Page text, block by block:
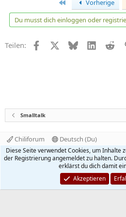
t
o
e
Erste Vorherige
Du musst dich einloggen oder
Teilen: Facebook BlueskyLinkedIn
Smalltalk
Chiliforum
Deutsch (Du)
Kontakt
Nutzungsbedingungen
Hilfe und Impressum
Start
R
S
Community platform by XenForo® © 2010-2026
Quality Add-Ons made withbyWMTech.
Diese Seite verwendet Cookies, um Inhalte
der Registrierung angemeldet zu halten.
erklärst du dich damit
Akzeptieren